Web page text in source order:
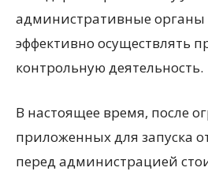
административные органы
эффективно осуществлять
контрольную деятельность.
В настоящее время, после
приложенных для запуска
перед администрацией